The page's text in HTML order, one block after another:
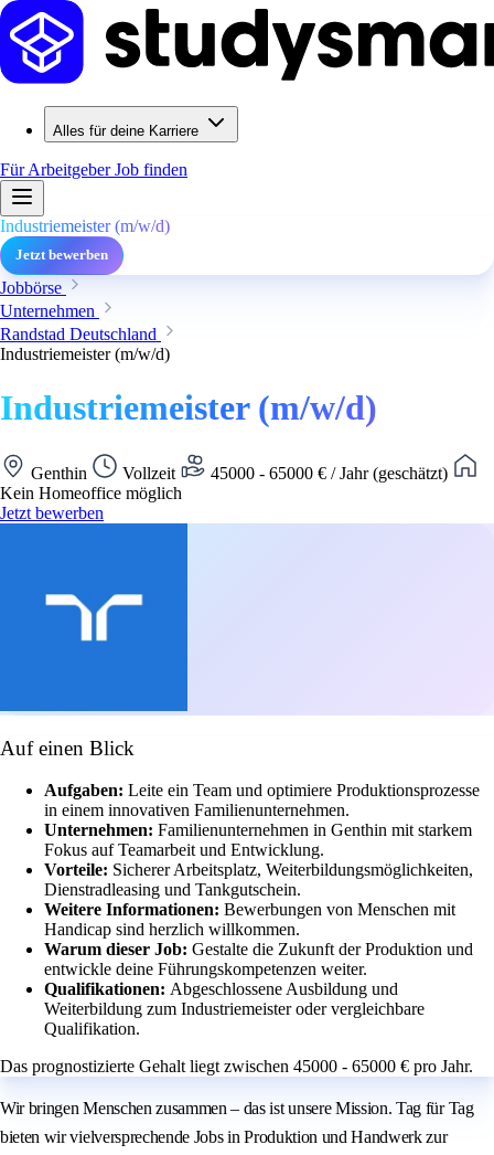
Alles für deine Karriere
Für ArbeitgeberJob finden
Industriemeister (m/w/d)
Jetzt bewerben
Jobbörse
Unternehmen
Randstad Deutschland
Industriemeister (m/w/d)
Industriemeister (m/w/d)
Genthin Vollzeit
45000 - 65000 € / Jahr (geschätzt)
Kein Homeoffice möglich
Jetzt bewerben
Auf einen Blick
Aufgaben: Leite ein Team und optimiere Produktionsprozesse
in einem innovativen Familienunternehmen.
Unternehmen: Familienunternehmen in Genthin mit starkem
Fokus auf Teamarbeit und Entwicklung.
Vorteile: Sicherer Arbeitsplatz, Weiterbildungsmöglichkeiten,
Dienstradleasing und Tankgutschein.
Weitere Informationen: Bewerbungen von Menschen mit
Handicap sind herzlich willkommen.
Warum dieser Job: Gestalte die Zukunft der Produktion und
entwickle deine Führungskompetenzen weiter.
Qualifikationen: Abgeschlossene Ausbildung und
Weiterbildung zum Industriemeister oder vergleichbare
Qualifikation.
Das prognostizierte Gehalt liegt zwischen 45000 - 65000 € pro Jahr.
Wir bringen Menschen zusammen – das ist unsere Mission. Tag für Tag
bieten wir vielversprechende Jobs in Produktion und Handwerk zur